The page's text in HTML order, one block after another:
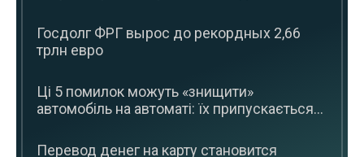
Госдолг ФРГ вырос до рекордных 2,66
трлн евро
Ці 5 помилок можуть «знищити»
автомобіль на автоматі: їх припускається...
Перевод денег на карту становится